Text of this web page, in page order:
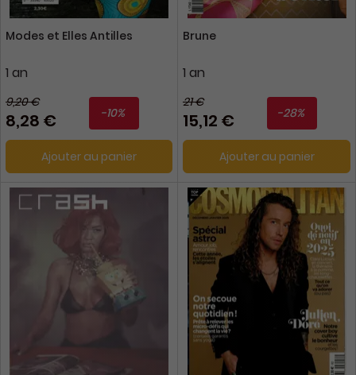
Modes et Elles Antilles
1 an
9,20 €
8,28 € -10%
Ajouter au panier
Brune
1 an
21 €
15,12 € -28%
Ajouter au panier